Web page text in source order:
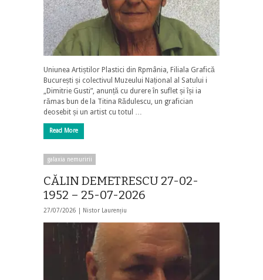
Uniunea Artiștilor Plastici din Rpmânia, Filiala Grafică
București și colectivul Muzeului Național al Satului i
„Dimitrie Gusti”, anunță cu durere în suflet și își ia
rămas bun de la Titina Rădulescu, un grafician
deosebit și un artist cu totul …
Read More
galaxia nemuririi
CĂLIN DEMETRESCU 27-02-
1952 – 25-07-2026
27/07/2026 | Nistor Laurențiu